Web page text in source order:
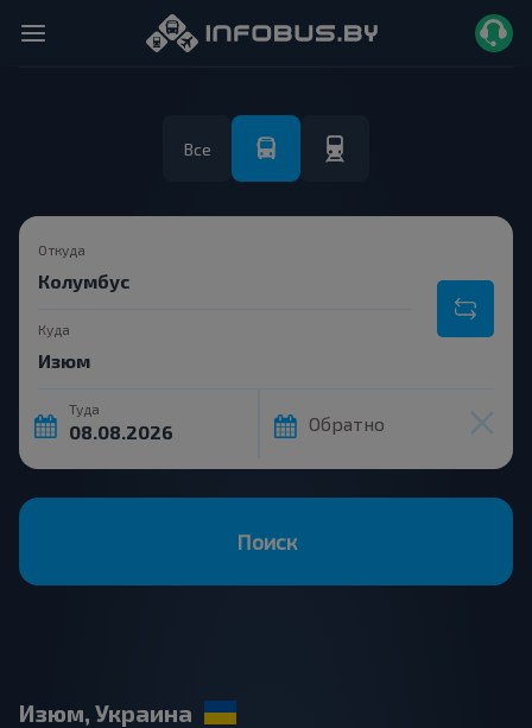
Все
Откуда
Куда
Туда
Обратно
Поиск
Изюм, Украина